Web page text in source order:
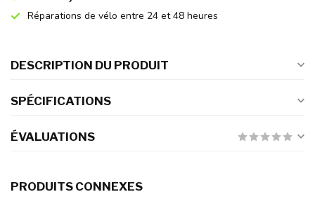
Réparations de vélo entre 24 et 48 heures
DESCRIPTION DU PRODUIT
SPÉCIFICATIONS
ÉVALUATIONS
PRODUITS CONNEXES